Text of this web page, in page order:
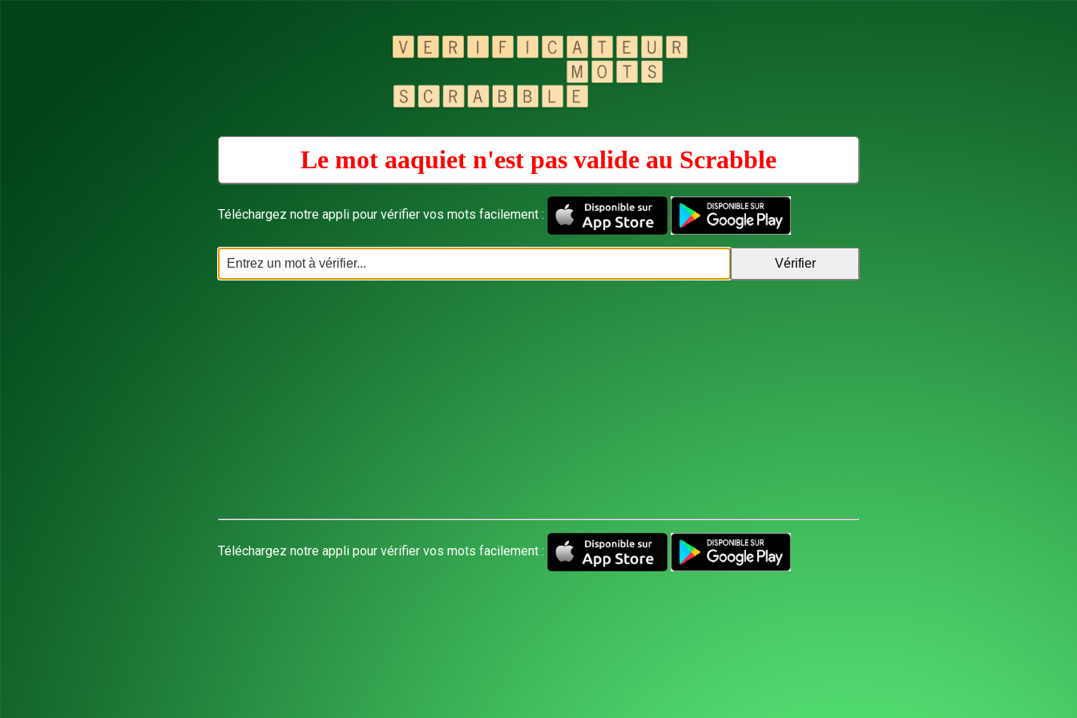
Le mot aaquiet n'est pas valide au Scrabble
Téléchargez notre appli pour vérifier vos mots facilement :
Téléchargez notre appli pour vérifier vos mots facilement :